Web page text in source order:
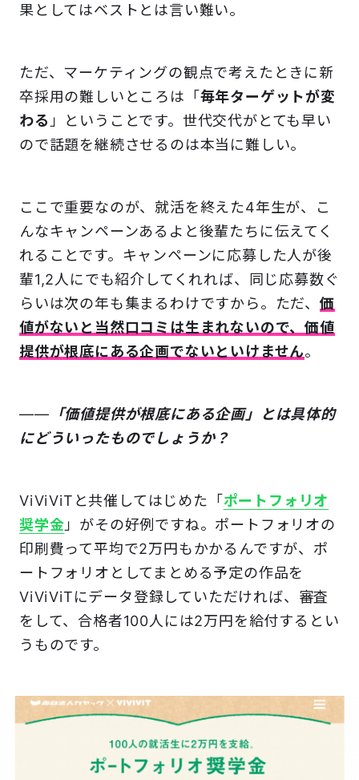
果としてはベストとは言い難い。
ただ、マーケティングの観点で考えたときに新
卒採用の難しいところは「 毎年ターゲットが変
わる 」ということです。世代交代がとても早い
ので話題を継続させるのは本当に難しい。
ここで重要なのが、就活を終えた4年生が、こ
んなキャンペーンあるよと後輩たちに伝えてく
れることです。キャンペーンに応募した人が後
輩1,2人にでも紹介してくれれば、同じ応募数ぐ
らいは次の年も集まるわけですから。ただ、 価
値がないと当然口コミは生まれないので、価値
提供が根底にある企画でないといけません。
―― 「価値提供が根底にある企画」とは具体的
にどういったものでしょうか？
ViViViTと共催してはじめた「 ポートフォリオ
奨学金 」がその好例ですね。ポートフォリオの
印刷費って平均で2万円もかかるんですが、ポ
ートフォリオとしてまとめる予定の作品を
ViViVi​Tにデータ登録していただければ、審査
をして、合格者100人には2万円を給付するとい
うものです。